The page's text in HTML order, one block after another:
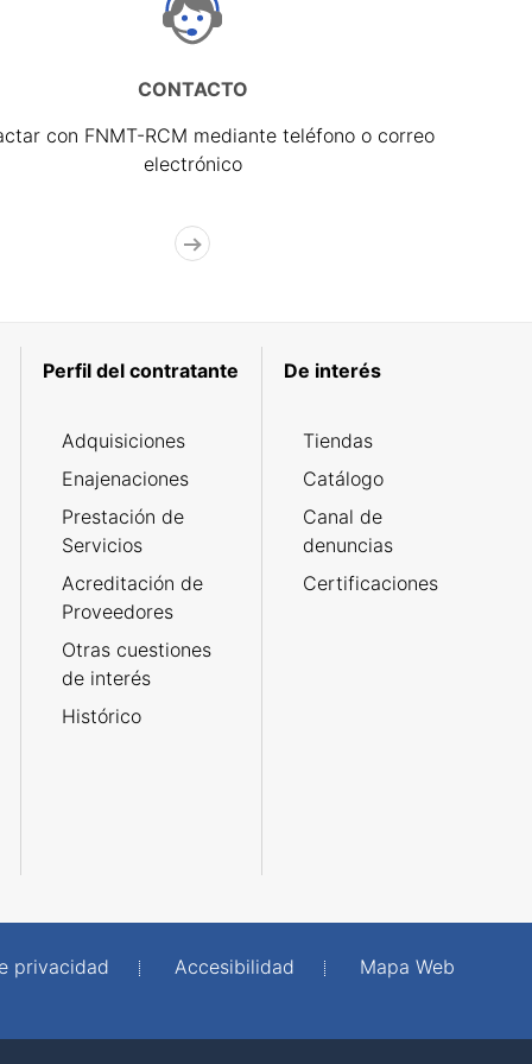
CONTACTO
con FNMT-RCM mediante teléfono o correo
electrónico
Perfil del contratante
Adquisiciones
Enajenaciones
Prestación de
Servicios
Acreditación de
Proveedores
Otras cuestiones
de interés
Histórico
De interés
Tiendas
Catálogo
Canal de
denuncias
Certificaciones
privacidad Accesibilidad
Mapa Web